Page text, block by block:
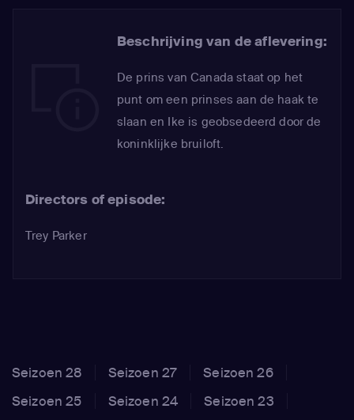
Beschrijving van de aflevering:
De prins van Canada staat op het
punt om een prinses aan de haak te
slaan en Ike is geobsedeerd door de
koninklijke bruiloft.
Directors of episode:
Trey Parker
Seizoen 28 Seizoen 27
Seizoen 26
Seizoen 25
Seizoen 24
Seizoen 23